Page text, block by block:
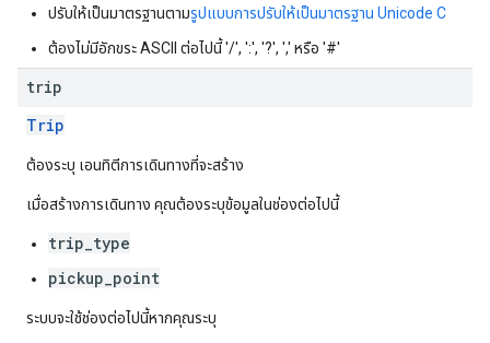
ปรับให้เป็นมาตรฐานตามรูปแบบการปรับให้เป็นมาตรฐาน Unicode C
ต้องไม่มีอักขระ ASCII ต่อไปนี้ '/', ':', '?', ',' หรือ '#'
trip
Trip
ต้องระบุ เอนทิตีการเดินทางที่จะสร้าง
เมื่อสร้างการเดินทาง คุณต้องระบุข้อมูลในช่องต่อไปนี้
trip_type
pickup_point
ระบบจะใช้ช่องต่อไปนี้หากคุณระบุ